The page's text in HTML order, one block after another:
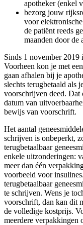
apotheker (enkel
bezorg jouw
voor
de patiënt reeds
maanden door de
Sinds 1 november 2019
Voorheen kon je met
gaan afhalen bij je
slechts terugbetaald als
voorschrijven deed. Dat
datum van
bewijs van voorschrift.
Het aantal
schrijven is onbeperkt,
terugbetaalbaar
enkele uitzonderingen:
meer dan één
voorbeeld voor
terugbetaalbaar
te schrijven. Wens je
voorschrift, dan kan dit
de volledige kostprijs.
meerdere verpakkingen